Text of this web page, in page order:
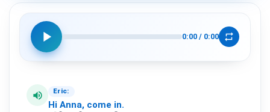
play_arrow 0:00 / 0:00 repeat
volume_up Eric:
Hi Anna, come in.